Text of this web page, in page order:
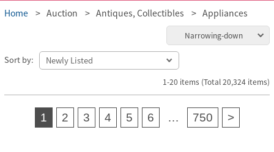
Home Auction Antiques, Collectibles Appliances
Narrowing-down
Sort by:
1-20 items (Total 20,324 items)
1 2 3 4 5 6 … 750 >